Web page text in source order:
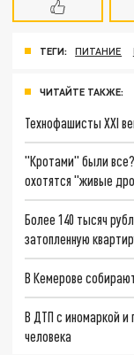
ТЕГИ: ПИТАНИЕ
ЧИТАЙТЕ ТАКЖЕ:
Технофашисты XXI
"Кротами" были
охотятся "живые
Более 140 тысяч
затопленную
В Кемерове
В ДТП с иномаркой и
человека